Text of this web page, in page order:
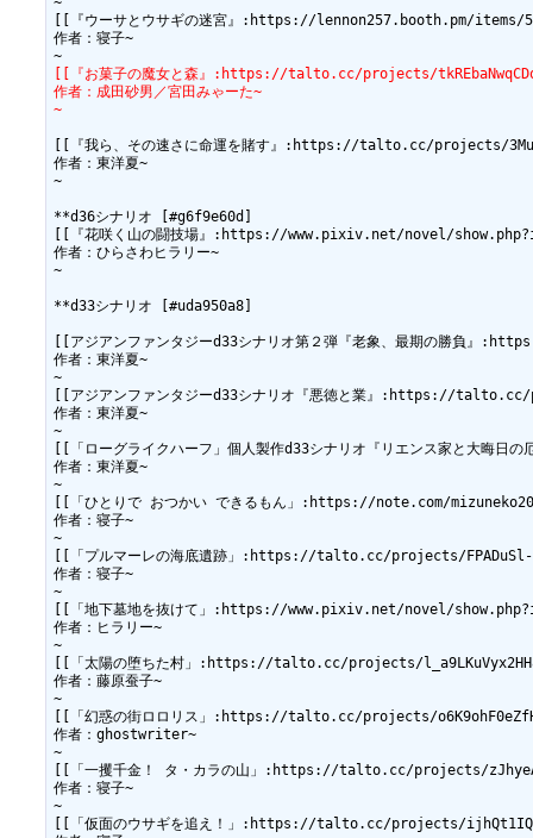
[[『ウーサとウサギの迷宮』:https://lennon257.booth.pm/items/
作者：寝子~
[[『お菓子の魔女と森』:https://talto.cc/projects/
作者：成田砂男／宮田みゃーた~
~
[[『我ら、その速さに命運を賭す』:https://talto.cc/projects/
作者：東洋夏~
~
**d36シナリオ [#g6f9e60d]
[[『花咲く山の闘技場』:https://www.pixiv.net/novel/
作者：ひらさわヒラリー~
~
**d33シナリオ [#uda950a8]
[[アジアンファンタジーd33シナリオ第２弾『老象、最期の勝負
作者：東洋夏~
~
[[アジアンファンタジーd33シナリオ『悪徳と業』:https://
作者：東洋夏~
~
[[「ローグライクハーフ」個人製作d33シナリオ『リエンス家と大
作者：東洋夏~
~
[[「ひとりで おつかい できるもん」:https://note.com/
作者：寝子~
~
[[「プルマーレの海底遺跡」:https://talto.cc/projects/
作者：寝子~
~
[[「地下墓地を抜けて」:https://www.pixiv.net/novel/
作者：ヒラリー~
~
[[「太陽の堕ちた村」:https://talto.cc/projects/
作者：藤原蚕子~
~
[[「幻惑の街ロロリス」:https://talto.cc/projects/
作者：ghostwriter~
~
[[「一攫千金！ タ・カラの山」:https://talto.cc/projects/
作者：寝子~
~
[[「仮面のウサギを追え！」:https://talto.cc/projects/